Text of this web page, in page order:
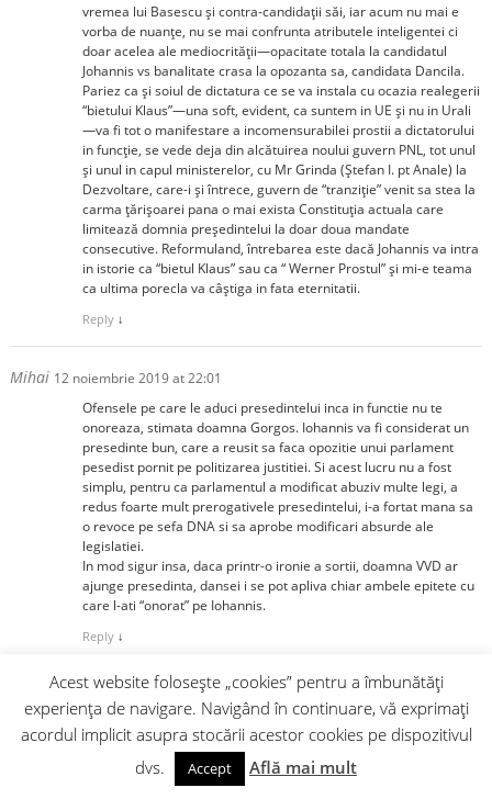
vremea lui Basescu și contra-candidații săi, iar acum nu mai e
vorba de nuanțe, nu se mai confrunta atributele inteligentei ci
doar acelea ale mediocrității—opacitate totala la candidatul
Johannis vs banalitate crasa la opozanta sa, candidata Dancila.
Pariez ca și soiul de dictatura ce se va instala cu ocazia realegerii
“bietului Klaus”—una soft, evident, ca suntem in UE și nu in Urali
—va fi tot o manifestare a incomensurabilei prostii a dictatorului
in funcție, se vede deja din alcătuirea noului guvern PNL, tot unul
și unul in capul ministerelor, cu Mr Grinda (Ștefan I. pt Anale) la
Dezvoltare, care-i și întrece, guvern de “tranziție” venit sa stea la
carma țărișoarei pana o mai exista Constituția actuala care
limitează domnia președintelui la doar doua mandate
consecutive. Reformuland, întrebarea este dacă Johannis va intra
in istorie ca “bietul Klaus” sau ca “ Werner Prostul” și mi-e teama
ca ultima porecla va câștiga in fata eternitatii.
Reply ↓
Mihai 12 noiembrie 2019 at 22:01
Ofensele pe care le aduci presedintelui inca in functie nu te
onoreaza, stimata doamna Gorgos. Iohannis va fi considerat un
presedinte bun, care a reusit sa faca opozitie unui parlament
pesedist pornit pe politizarea justitiei. Si acest lucru nu a fost
simplu, pentru ca parlamentul a modificat abuziv multe legi, a
redus foarte mult prerogativele presedintelui, i-a fortat mana sa
o revoce pe sefa DNA si sa aprobe modificari absurde ale
legislatiei.
In mod sigur insa, daca printr-o ironie a sortii, doamna VVD ar
ajunge presedinta, dansei i se pot apliva chiar ambele epitete cu
care l-ati “onorat” pe Iohannis.
Reply ↓
13 noiembrie 2019 at 11:52
Meriti locul intai la batutul campilor. Incearca, vezi daca exista
vre-un ntratament ptr. prostie, desi se spune ca daca e din
nascare leac n-are…
Acest website folosește „cookies” pentru a îmbunătăți
experiența de navigare. Navigând în continuare, vă exprimați
acordul implicit asupra stocării acestor cookies pe dispozitivul
dvs.
Accept Află mai mult